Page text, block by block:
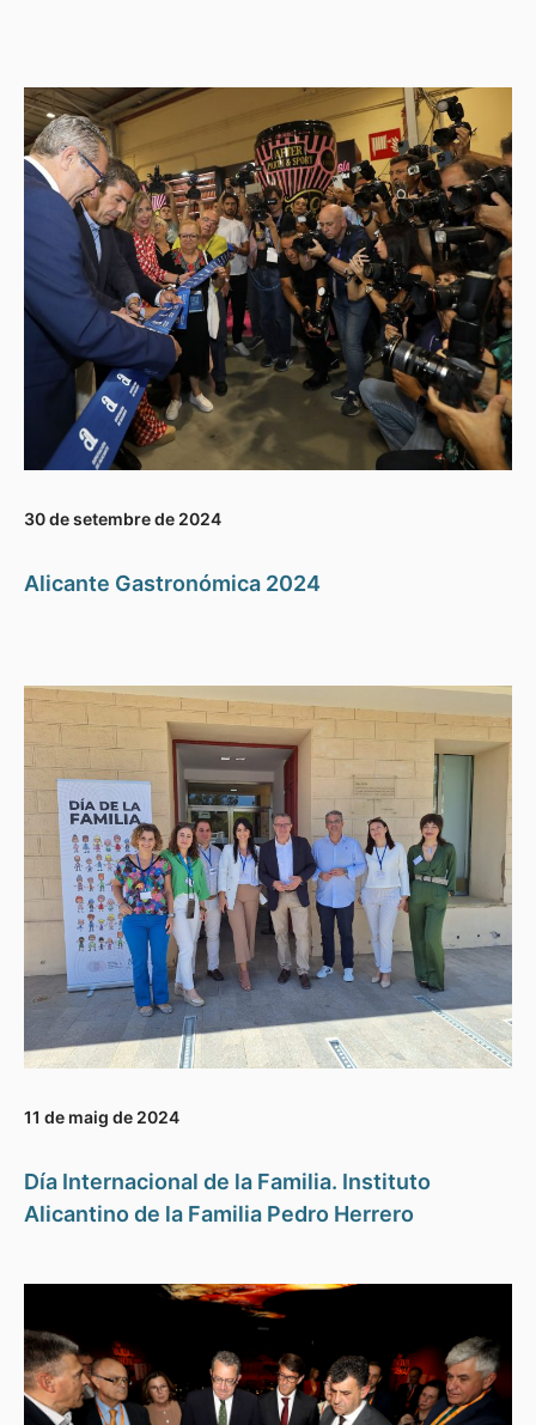
30 de setembre de 2024
Alicante Gastronómica 2024
11 de maig de 2024
Día Internacional de la Familia. Instituto
Alicantino de la Familia Pedro Herrero